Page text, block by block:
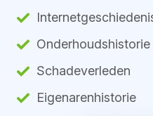
Onderhoudshistorie
Schadeverleden
Eigenarenhistorie